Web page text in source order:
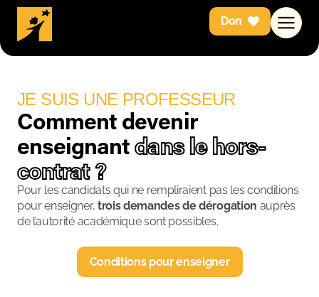
Don
JE SUIS UNE PROFESSEUR
Comment devenir
enseignantdans le hors-
contrat ?
Pour les candidats qui ne rempliraient pas les conditions
pour enseigner, trois demandes de dérogation auprès
de l’autorité académique sont possibles.
Conditions pour enseigner